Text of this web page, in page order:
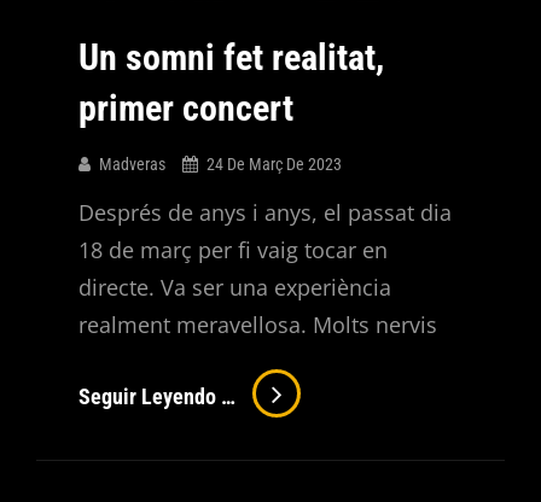
Un somni fet realitat,
primer concert
Madveras 24 De Març De 2023
Després de anys i anys, el passat dia
18 de març per fi vaig tocar en
directe. Va ser una experiència
realment meravellosa. Molts nervis
Seguir Leyendo … Un
Somni
Fet